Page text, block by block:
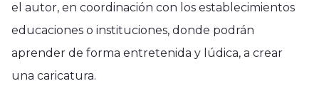
el autor, en coordinación con los establecimientos
educaciones o instituciones, donde podrán
aprender de forma entretenida y lúdica, a crear
una caricatura.